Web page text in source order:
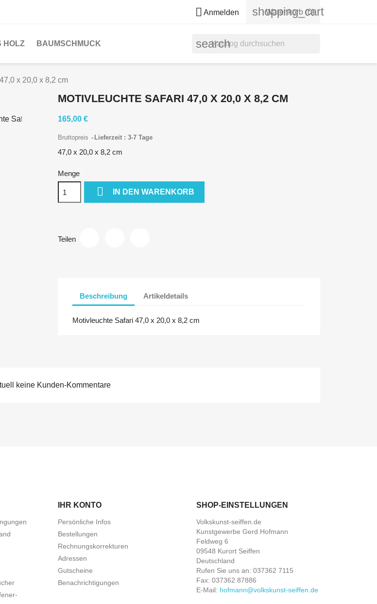
 Anmelden shopping_cart
Warenkorb (0)
search
HOLZ BAUMSCHMUCK
x 20,0 x 8,2 cm
MOTIVLEUCHTE SAFARI 47,0 X 20,0 X 8,2 CM
165,00 €
Bruttopreis Lieferzeit : 3-7 Tage
47,0 x 20,0 x 8,2 cm
Menge
 IN DEN WARENKORB
Teilen
Beschreibung Artikeldetails
Motivleuchte Safari 47,0 x 20,0 x 8,2 cm
keine Kunden-Kommentare
IHR KONTO
Persönliche Infos
Bestellungen
Rechnungskorrekturen
Adressen
Gutscheine
Benachrichtigungen
SHOP-EINSTELLUNGEN
Volkskunst-seiffen.de
Kunstgewerbe Gerd Hofmann
Feldweg 6
09548 Kurort Seiffen
Deutschland
Rufen Sie uns an: 037362 7115
Fax: 037362 87886
E-Mail: hofmann@volkskunst-seiffen.de